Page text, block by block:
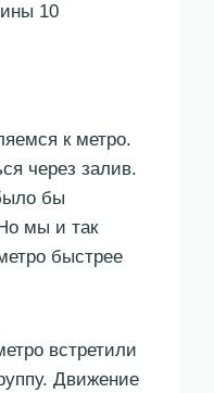
10
к метро.
через залив.
бы
мы и так
быстрее
встретили
Движение